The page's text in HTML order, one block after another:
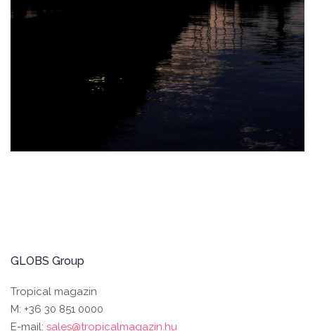
GLOBS Group
Tropical magazin
M: +36 30 851 0000
E-mail: sales@tropicalmagazin.hu